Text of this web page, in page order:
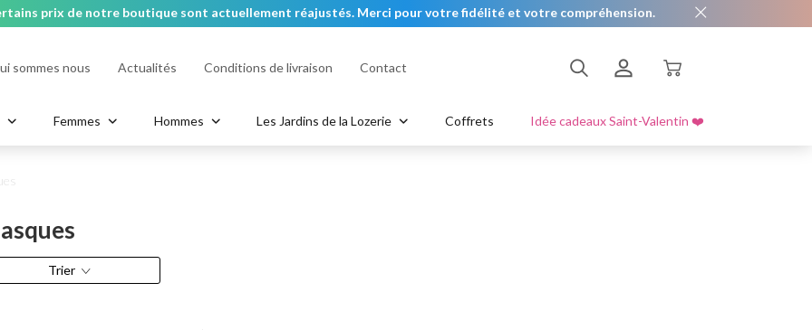
prix de notre boutique sont actuellement réajustés. Merci pour votre fidélité et votre compréhension.
sommes nous Actualités Conditions de livraison Contact
S'enregistrer
ContrAge HYDRA ClariFort - Acné & Peaux grasses
Femmes
Bracelets Bagues
Hommes
Portefeuille Nœuds Papillons Sacs bandoulières
Les Jardins de la Lozerie
Hand & Body Soap Body Scrub
Coffrets Idée cadeaux Saint-Valentin ❤️
Trier